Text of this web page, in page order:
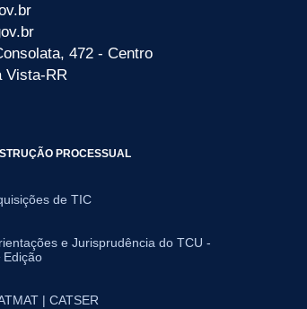
472 - Centro
Vista-RR
PROCESSUAL
de TIC
e Jurisprudência do TCU -
Edição
| CATSER